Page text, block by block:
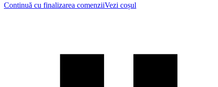
Continuă cu finalizarea comenziiVezi coșul